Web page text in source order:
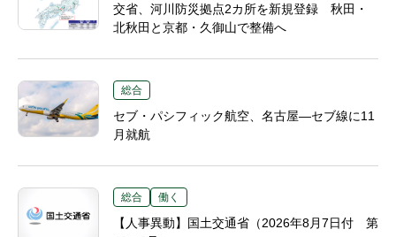
交省、河川防災拠点2カ所を新規登録 秋田・
北秋田と京都・久御山で整備へ
総合
セブ・パシフィック航空、名古屋―セブ線に11
月就航
総合 働く
【人事異動】国土交通省（2026年8月7日付 第